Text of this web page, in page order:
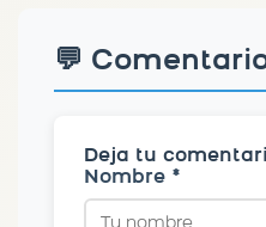
💬
Deja tu
Nombre *